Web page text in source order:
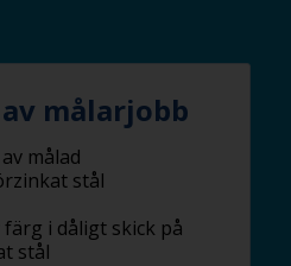
målarjobb
målad
stål
färg i dåligt skick på
stål